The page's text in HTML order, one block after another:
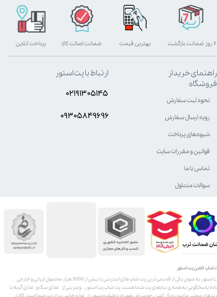
شاپ آنلاین پت استور
پت استور به عنوان یکی از قدیمی‌ترین پت شاپ های اینترنتی با بیش از 3000 هزار محصول ایرانی و خارجی
پاسخگویی به همه ی نیازهای پت شما هست. پت شاپ پت استور، ویترینی از غذای سگ و غذای گربه با
معتبر مانند: رویال کنین، جوسرا و .. همراه با طیف وسیعی از لوازم جانبی برای پت شما است. کالای
ضمانت ترب
بهترین قیمت پرداخت آنلاین ۷ روز ضمانت بازگشت ضمانت اصالت کالا
راهنمای خرید از
فروشگاه
نحوه ثبت سفارش
رویه ارسال سفارش
شیوه‌های پرداخت
قوانین و مقررات سایت
تماس با ما
سوالات متداول
ارتباط با پت استور
۰۲۱۹۱۳۰۵۱۴۵
۰۹۳۰۵8۴9696